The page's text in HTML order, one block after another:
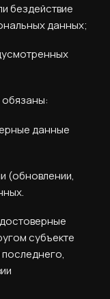
бездействие
данных;
данные
(обновлении,
субъекте